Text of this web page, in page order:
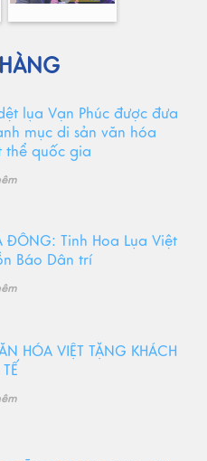
lụa Vạn Phúc được đưa
mục di sản văn hóa
thể quốc gia
ĐÔNG: Tinh Hoa Lụa Việt
Báo Dân trí
HÓA VIỆT TẶNG KHÁCH